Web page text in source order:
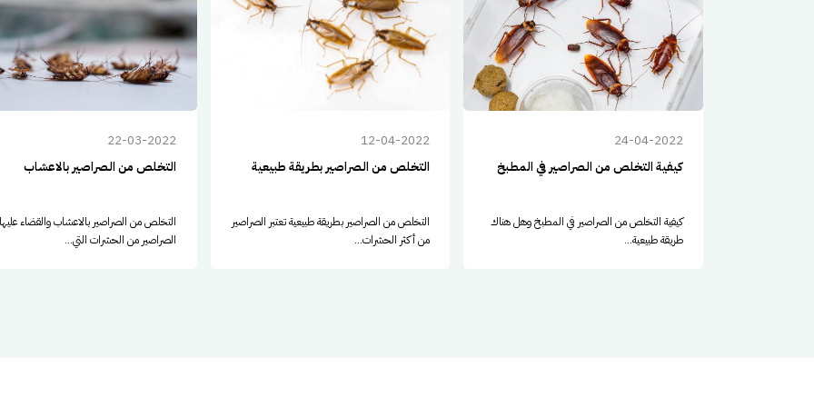
24-04-2022
كيفية التخلص من الصراصير في المطبخ
كيفية التخلص من الصراصير في المطبخ وهل هناك
طريقة طبيعية...
12-04-2022
التخلص من الصراصير بطريقة طبيعية
التخلص من الصراصير بطريقة طبيعية تعتبر الصراصير
من أكثر الحشرات...
22-03-2022
التخلص من الصراصير بالاعشاب
التخلص من الصراصير بالاعشاب والقضاء عليها
الصراصير من الحشرات التي...